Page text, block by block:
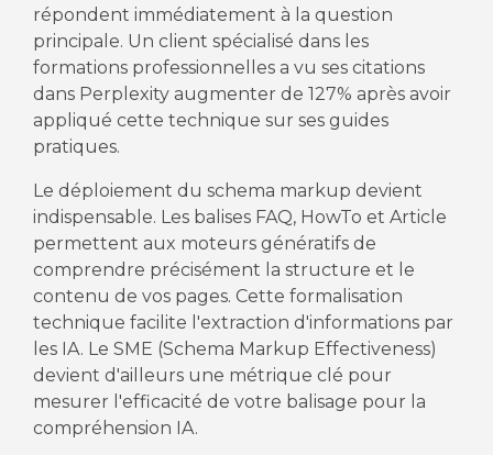
répondent immédiatement à la question
principale. Un client spécialisé dans les
formations professionnelles a vu ses citations
dans Perplexity augmenter de 127% après avoir
appliqué cette technique sur ses guides
pratiques.
Le déploiement du schema markup devient
indispensable. Les balises FAQ, HowTo et Article
permettent aux moteurs génératifs de
comprendre précisément la structure et le
contenu de vos pages. Cette formalisation
technique facilite l'extraction d'informations par
les IA. Le SME (Schema Markup Effectiveness)
devient d'ailleurs une métrique clé pour
mesurer l'efficacité de votre balisage pour la
compréhension IA.